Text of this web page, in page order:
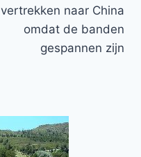
vertrekken naar China
omdat de banden
gespannen zijn